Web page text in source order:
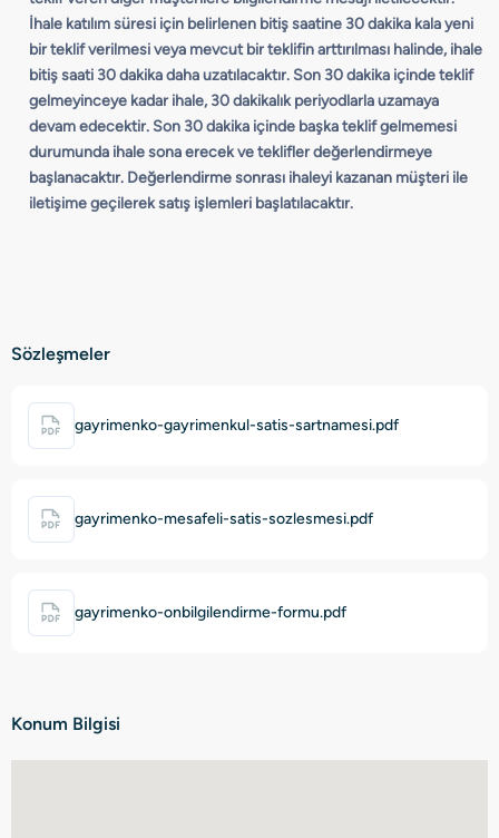
İhale katılım süresi için belirlenen bitiş saatine 30 dakika kala yeni
bir teklif verilmesi veya mevcut bir teklifin arttırılması halinde, ihale
bitiş saati 30 dakika daha uzatılacaktır. Son 30 dakika içinde teklif
gelmeyinceye kadar ihale, 30 dakikalık periyodlarla uzamaya
devam edecektir. Son 30 dakika içinde başka teklif gelmemesi
durumunda ihale sona erecek ve teklifler değerlendirmeye
başlanacaktır. Değerlendirme sonrası ihaleyi kazanan müşteri ile
iletişime geçilerek satış işlemleri başlatılacaktır.
Sözleşmeler
gayrimenko-gayrimenkul-satis-sartnamesi.pdf
gayrimenko-mesafeli-satis-sozlesmesi.pdf
gayrimenko-onbilgilendirme-formu.pdf
Konum Bilgisi